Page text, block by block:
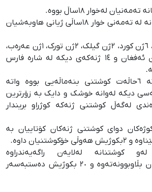
٣کەس لەو ژنانە لە تەمەنی خوار ١٨ساڵی ژیانی هاوبەشیان
لەو ٢٨ حاڵەتە، ٦ژن کورد، ٢ژن گیلک، ٢ژن تورک، ١ژن عەرەب،
١ژن بەلوچ، ١ژن ئەفغان و ١٤ ژنەکەی دیکە لە شارە فارس
لەو ٢٨ حاڵەتە ٦حاڵەت کوشتنی بنەماڵەیی بووە واتە
١٠کەسی دیکە لەوانە خوشک و دایک بە زۆرترین
لەگەڵ کوشتنی ژنەکە کوژراو بریندار
دوای کوشتنی ژنەکان کۆتاییان بە
داوە.
کوشتنانە لەلایەن راگەیەندراوە
حکوومەتییەکان بڵاوبوونەتەوە و ٢٠ بکوژیش دەستبەسەر